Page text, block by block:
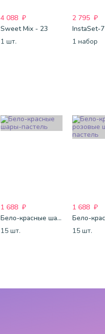
4 088 ₽
Sweet Mix - 23
1 шт.
2 795 ₽
InstaSet-7
1 набор
1 688 ₽
Бело-красные шары-пастель
15 шт.
1 688 ₽
15 шт.